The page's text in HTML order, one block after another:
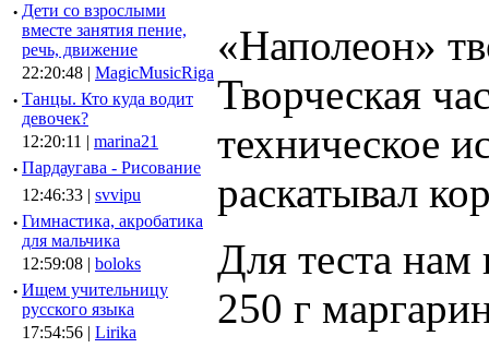
· Дети со взрослыми
вместе занятия пение,
речь, движение
22:20:48 | MagicMusicRiga
· Танцы. Кто куда водит
девочек?
12:20:11 | marina21
· Пардаугава - Рисование
12:46:33 | svvipu
· Гимнастика, акробатика
для мальчика
12:59:08 | boloks
· Ищем учительницу
русского языка
17:54:56 | Lirika
«Наполеон»
Творческая
техническое
раскатывал
Для теста нам
250 г